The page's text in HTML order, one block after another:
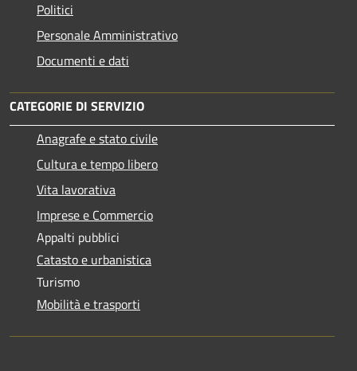
Politici
Personale Amministrativo
Documenti e dati
CATEGORIE DI SERVIZIO
Anagrafe e stato civile
Cultura e tempo libero
Vita lavorativa
Imprese e Commercio
Appalti pubblici
Catasto e urbanistica
Turismo
Mobilità e trasporti